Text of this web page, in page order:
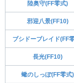
陸奥守(FF零式)
邪迎八景(FF10)
ブシドーブレイド(FF
長光(FF10)
蠍のしっぽ(FF零式)